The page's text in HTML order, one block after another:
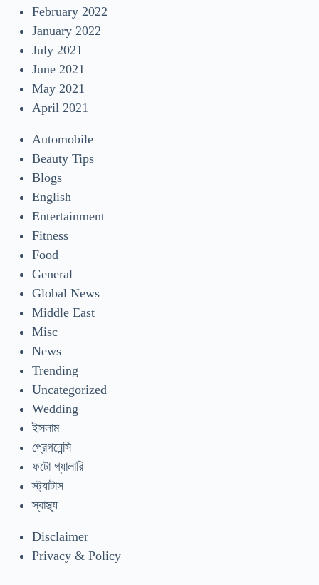
February 2022
January 2022
July 2021
June 2021
May 2021
April 2021
Automobile
Beauty Tips
Blogs
English
Entertainment
Fitness
Food
General
Global News
Middle East
Misc
News
Trending
Uncategorized
Wedding
ইসলাম
প্রেগনেন্সি
ফটো গ্যালারি
স্ট্যাটাস
স্বাস্থ্য
Disclaimer
Privacy & Policy